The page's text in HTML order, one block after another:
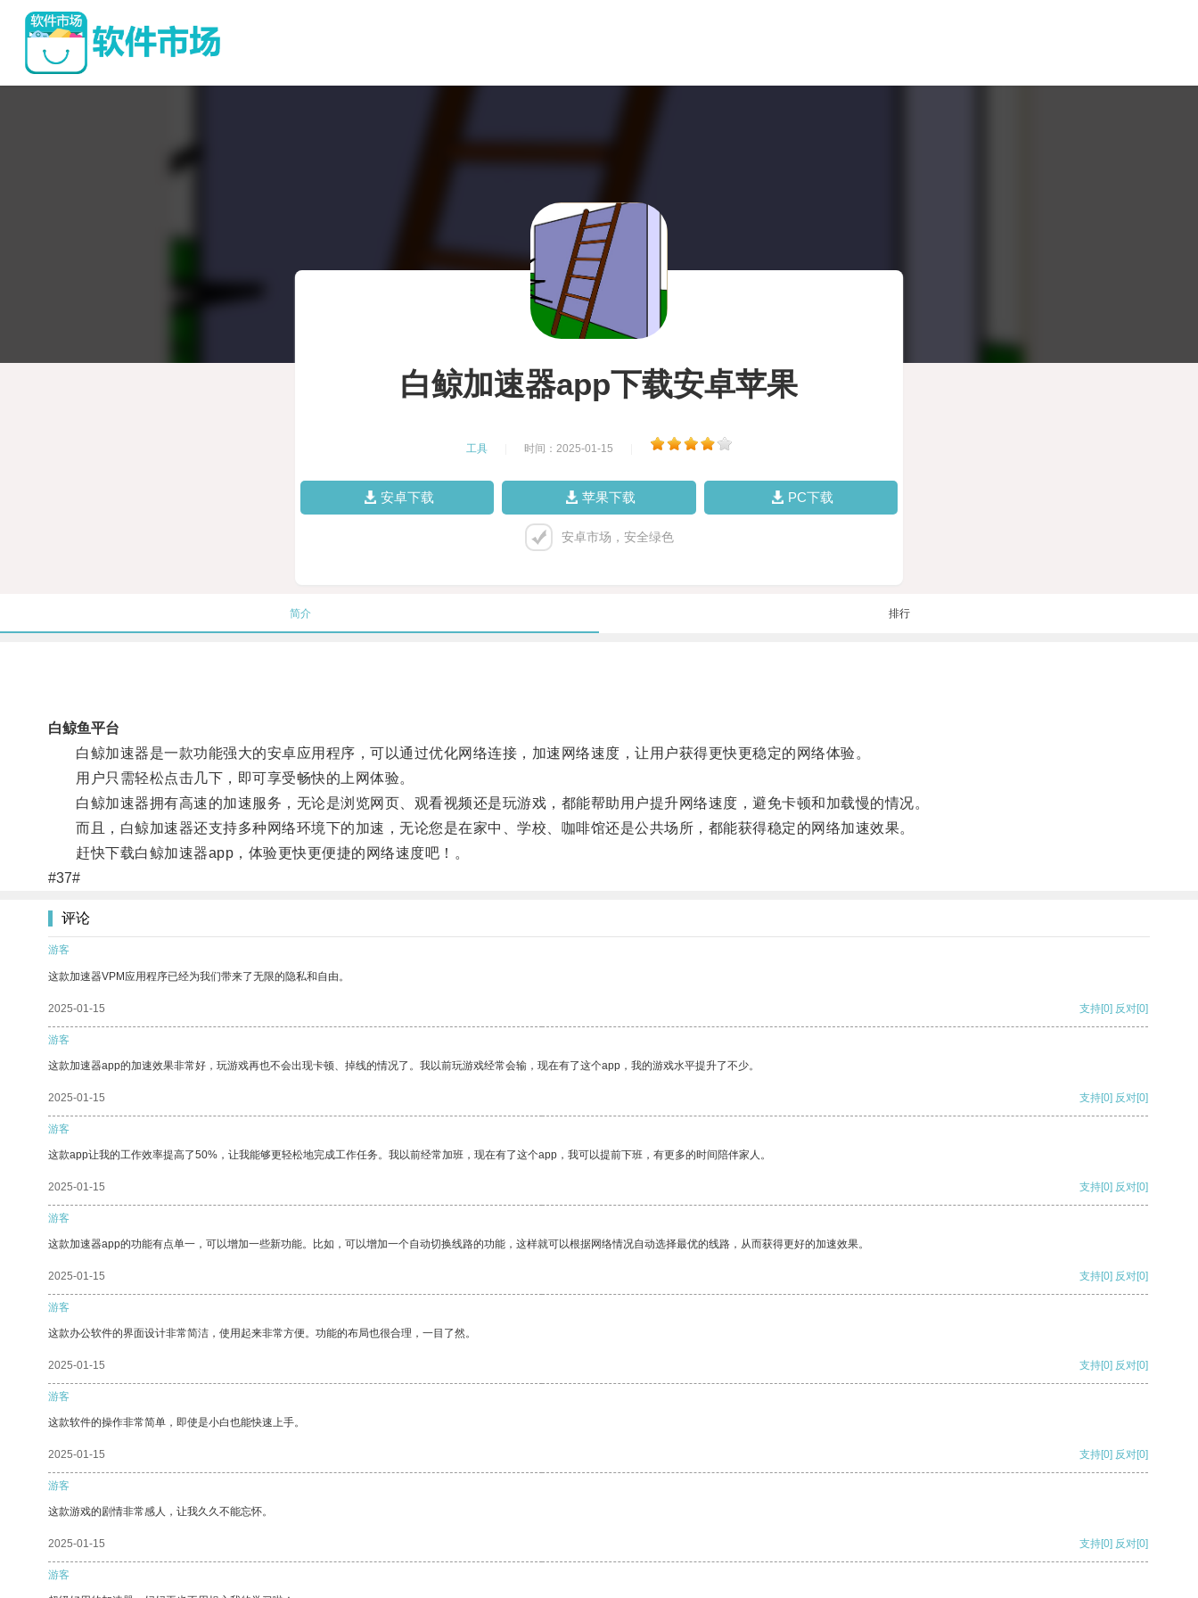
白鲸加速器app下载安卓苹果
工具 时间：2025-01-15
安卓下载 苹果下载 PC下载
安卓市场，安全绿色
简介 排行
白鲸鱼平台
白鲸加速器是一款功能强大的安卓应用程序，可以通过优化网络连接，加速网络速度，让用户获得更快更稳定的网络体验。
用户只需轻松点击几下，即可享受畅快的上网体验。
白鲸加速器拥有高速的加速服务，无论是浏览网页、观看视频还是玩游戏，都能帮助用户提升网络速度，避免卡顿和加载慢的情况。
而且，白鲸加速器还支持多种网络环境下的加速，无论您是在家中、学校、咖啡馆还是公共场所，都能获得稳定的网络加速效果。
赶快下载白鲸加速器app，体验更快更便捷的网络速度吧！。
#37#
评论
游客
这款加速器VPM应用程序已经为我们带来了无限的隐私和自由。
2025-01-15 支持[0] 反对[0]
游客
这款加速器app的加速效果非常好，玩游戏再也不会出现卡顿、掉线的情况了。我以前玩游戏经常会输，现在有了这个app，我的游戏水平提升了不少。
2025-01-15 支持[0] 反对[0]
游客
这款app让我的工作效率提高了50%，让我能够更轻松地完成工作任务。我以前经常加班，现在有了这个app，我可以提前下班，有更多的时间陪伴家人。
2025-01-15 支持[0] 反对[0]
游客
这款加速器app的功能有点单一，可以增加一些新功能。比如，可以增加一个自动切换线路的功能，这样就可以根据网络情况自动选择最优的线路，从而获得更好的加速效果。
2025-01-15 支持[0] 反对[0]
游客
这款办公软件的界面设计非常简洁，使用起来非常方便。功能的布局也很合理，一目了然。
2025-01-15 支持[0] 反对[0]
游客
这款软件的操作非常简单，即使是小白也能快速上手。
2025-01-15 支持[0] 反对[0]
游客
这款游戏的剧情非常感人，让我久久不能忘怀。
2025-01-15 支持[0] 反对[0]
游客